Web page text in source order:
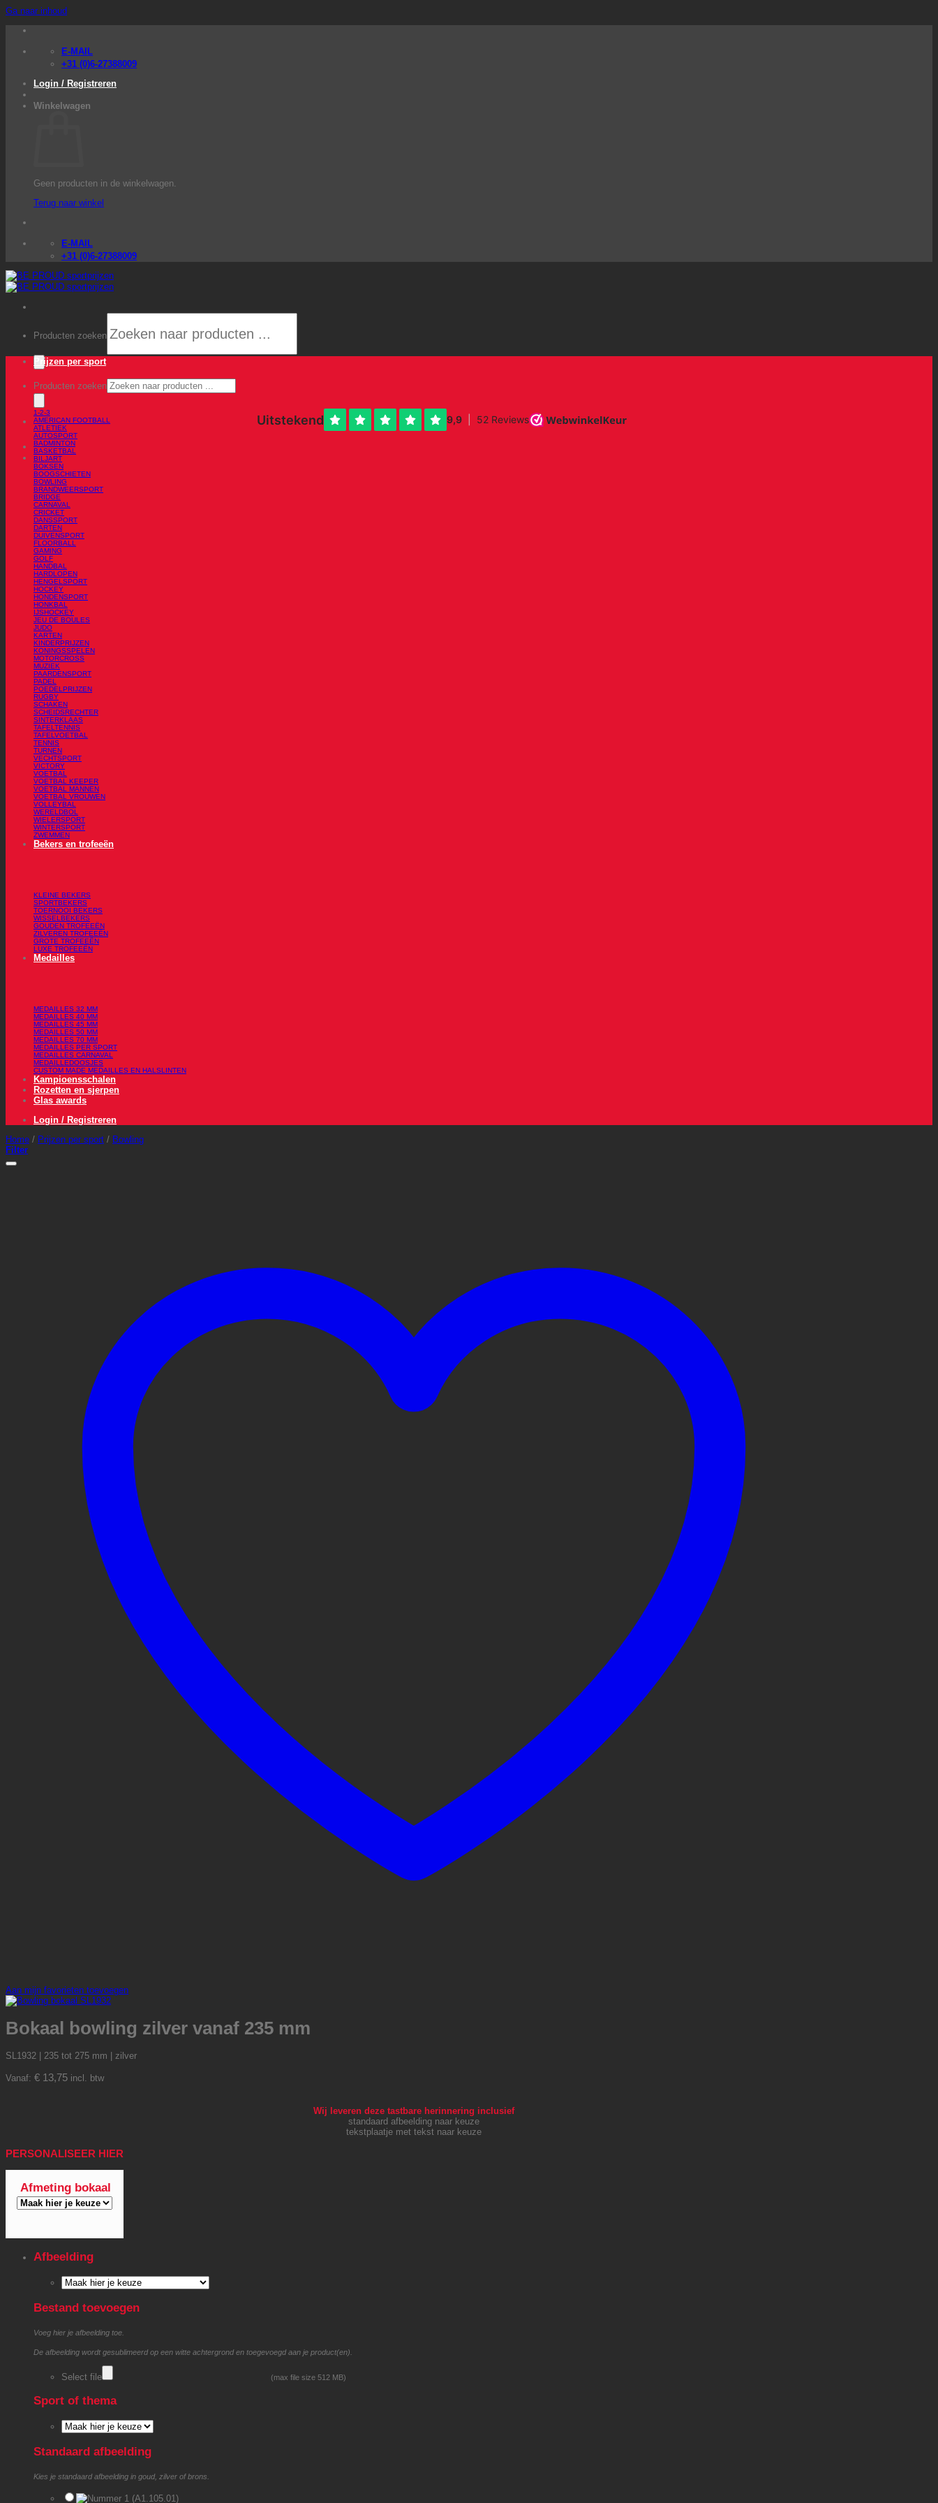
Ga naar inhoud
E-MAIL
+31 (0)6-27388009
Login / Registreren
Winkelwagen
Geen producten in de winkelwagen.
Terug naar winkel
E-MAIL
+31 (0)6-27388009
Producten zoeken
Producten zoeken
Prijzen per sport
1-2-3
AMERICAN FOOTBALL
ATLETIEK
AUTOSPORT
BADMINTON
BASKETBAL
BILJART
BOKSEN
BOOGSCHIETEN
BOWLING
BRANDWEERSPORT
BRIDGE
CARNAVAL
CRICKET
DANSSPORT
DARTEN
DUIVENSPORT
FLOORBALL
GAMING
GOLF
HANDBAL
HARDLOPEN
HENGELSPORT
HOCKEY
HONDENSPORT
HONKBAL
IJSHOCKEY
JEU DE BOULES
JUDO
KARTEN
KINDERPRIJZEN
KONINGSSPELEN
MOTORCROSS
MUZIEK
PAARDENSPORT
PADEL
POEDELPRIJZEN
RUGBY
SCHAKEN
SCHEIDSRECHTER
SINTERKLAAS
TAFELTENNIS
TAFELVOETBAL
TENNIS
TURNEN
VECHTSPORT
VICTORY
VOETBAL
VOETBAL KEEPER
VOETBAL MANNEN
VOETBAL VROUWEN
VOLLEYBAL
WERELDBOL
WIELERSPORT
WINTERSPORT
ZWEMMEN
Bekers en trofeeën
KLEINE BEKERS
SPORTBEKERS
TOERNOOI BEKERS
WISSELBEKERS
GOUDEN TROFEEËN
ZILVEREN TROFEEËN
GROTE TROFEEËN
LUXE TROFEEËN
Medailles
MEDAILLES 32 MM
MEDAILLES 40 MM
MEDAILLES 45 MM
MEDAILLES 50 MM
MEDAILLES 70 MM
MEDAILLES PER SPORT
MEDAILLES CARNAVAL
MEDAILLEDOOSJES
CUSTOM MADE MEDAILLES EN HALSLINTEN
Kampioensschalen
Rozetten en sjerpen
Glas awards
Login / Registreren
Home / Prijzen per sport / Bowling
Filter
Aan mijn favorieten toevoegen
Bokaal bowling zilver vanaf 235 mm
SL1932 | 235 tot 275 mm | zilver
Vanaf: € 13,75 incl. btw
Wij leveren deze tastbare herinnering inclusief
standaard afbeelding naar keuze
tekstplaatje met tekst naar keuze
PERSONALISEER HIER
Afmeting bokaal
Afbeelding
Bestand toevoegen
Voeg hier je afbeelding toe.
De afbeelding wordt gesublimeerd op een witte achtergrond en toegevoegd aan je product(en).
Select file (max file size 512 MB)
Sport of thema
Standaard afbeelding
Kies je standaard afbeelding in goud, zilver of brons.